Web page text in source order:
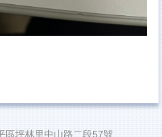
區坪林里中山路二段57號